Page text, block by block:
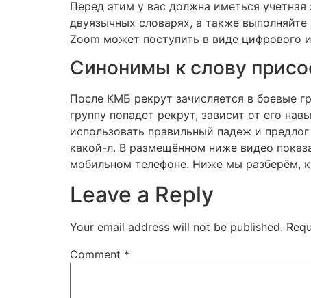
Перед этим у вас должна иметься
двуязычных словарях, а также
Zoom может поступить в виде цифрового
Синонимы к слову
После КМБ рекрут зачисляется в боевые
группу попадет рекрут, зависит от его
использовать правильный падеж и
какой-л. В размещённом ниже видео
мобильном телефоне. Ниже мы разберём,
Leave a Reply
Your email address will not be published.
Comment *